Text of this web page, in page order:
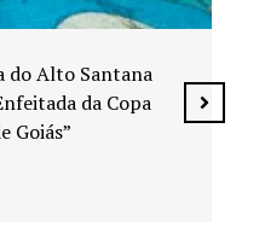
leva pinturas a
Canedo